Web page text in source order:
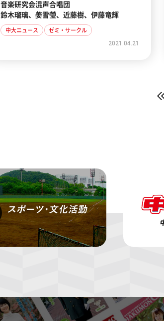
音楽研究会混声合唱団
鈴木瑠璃、姜雪瑩、近藤樹、伊藤竜輝
中大ニュース ゼミ・サークル
2021.04.21